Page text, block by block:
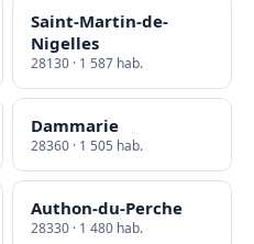
Saint-Martin-de-
Nigelles
28130 · 1 587 hab.
Dammarie
28360 · 1 505 hab.
Authon-du-Perche
28330 · 1 480 hab.